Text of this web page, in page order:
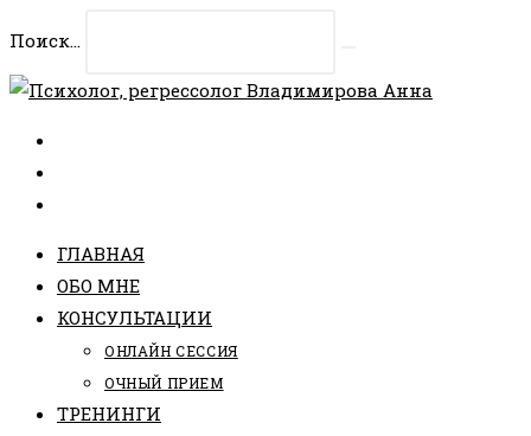
содержимому
Поиск...
ГЛАВНАЯ
ОБО МНЕ
КОНСУЛЬТАЦИИ
ОНЛАЙН СЕССИЯ
ОЧНЫЙ ПРИЕМ
ТРЕНИНГИ